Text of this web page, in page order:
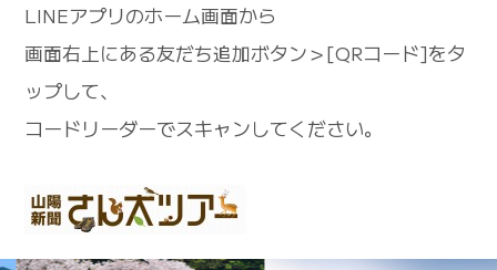
LINEアプリのホーム画面から
画面右上にある友だち追加ボタン＞[QRコード]をタ
ップして、
コードリーダーでスキャンしてください。